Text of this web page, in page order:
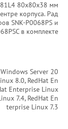
80х80x38 мм
корпуса. Рад
SNK-P0068PS и
в комплекте
Server 20
8.0, RedHat En
Enterprise Linux
7.4, RedHat En
terprise Linux 7.3